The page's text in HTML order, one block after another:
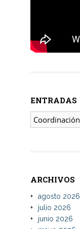
ENTRADAS
ENTRADAS
ARCHIVOS
agosto 2026
julio 2026
junio 2026